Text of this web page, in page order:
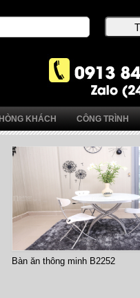
KHÁCH CÔNG TRÌNH
Bàn ăn thông minh B2252